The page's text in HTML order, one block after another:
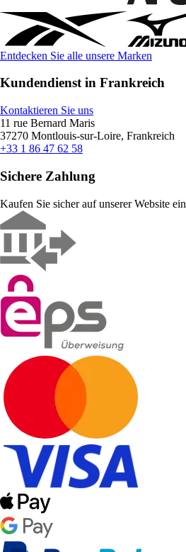
Entdecken Sie alle unsere Marken
Kundendienst in Frankreich
Kontaktieren Sie uns
11 rue Bernard Maris
37270 Montlouis-sur-Loire, Frankreich
+33 1 86 47 62 58
Sichere Zahlung
Kaufen Sie sicher auf unserer Website ein